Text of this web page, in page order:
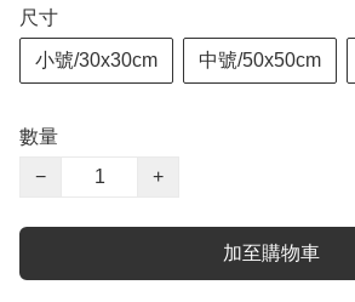
尺寸
小號/30x30cm 中號/50x50cm
數量
−
+
加至購物車